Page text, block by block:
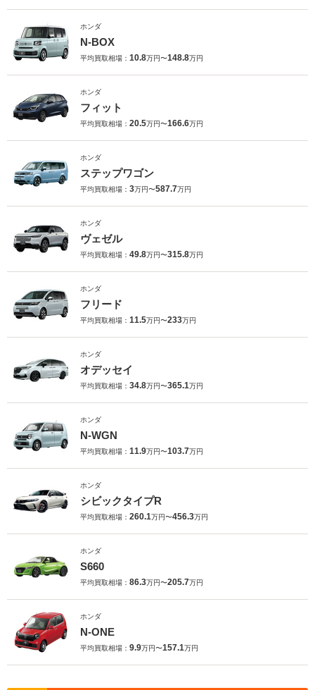
ホンダ
N-BOX
平均買取相場： 10.8万円〜148.8万円
ホンダ
フィット
平均買取相場： 20.5万円〜166.6万円
ホンダ
ステップワゴン
平均買取相場： 3万円〜587.7万円
ホンダ
ヴェゼル
平均買取相場： 49.8万円〜315.8万円
ホンダ
フリード
平均買取相場： 11.5万円〜233万円
ホンダ
オデッセイ
平均買取相場： 34.8万円〜365.1万円
ホンダ
N-WGN
平均買取相場： 11.9万円〜103.7万円
ホンダ
シビックタイプR
平均買取相場： 260.1万円〜456.3万円
ホンダ
S660
平均買取相場： 86.3万円〜205.7万円
ホンダ
N-ONE
平均買取相場： 9.9万円〜157.1万円